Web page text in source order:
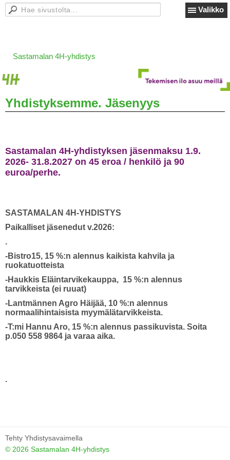
Valikko
Sastamalan 4H-yhdistys
Yhdistyksemme. Jäsenyys
Sastamalan 4H-yhdistyksen jäsenmaksu 1.9.
2026- 31.8.2027 on 45 eroa / henkilö ja 90
euroa/perhe.
SASTAMALAN 4H-YHDISTYS
Paikalliset jäsenedut v.2026:
.
-Bistro15, 15 %:n alennus kaikista kahvila ja
ruokatuotteista
-Haukkis Eläintarvikekauppa, 15 %:n alennus
tarvikkeista (ei ruuat)
-Lantmännen Agro Häijää, 10 %:n alennus
normaalihintaisista myymälätarvikkeista.
-T:mi Hannu Aro, 15 %:n alennus passikuvista. Soita
p.050 558 9864 ja varaa aika.
.
Tehty Yhdistysavaimella
© 2026 Sastamalan 4H-yhdistys